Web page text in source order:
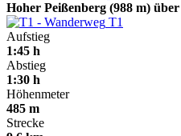
Hoher Peißenberg (988 m)
T1
Aufstieg
1:45 h
Abstieg
1:30 h
Höhenmeter
485 m
Strecke